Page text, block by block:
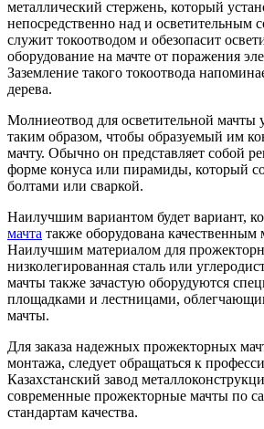
металлический стержень, который
непосредственно над и осветительным
служит токоотводом и обезопасит
оборудование на мачте от поражения
Заземление такого токоотвода
дерева.
Молниеотвод для осветительной мачты
таким образом, чтобы образуемый им
мачту. Обычно он представляет собой
форме конуса или пирамиды, который
болтами или сваркой.
Наилучшим вариантом будет вариант,
мачта также оборудована качественным
Наилучшим материалом для
низколегированная сталь или
мачты также зачастую оборудуются
площадками и лестницами,
мачты.
Для заказа надежных прожекторных
монтажа, следует обращаться к
Казахстанский завод
современные прожекторные мачты по
стандартам качества.